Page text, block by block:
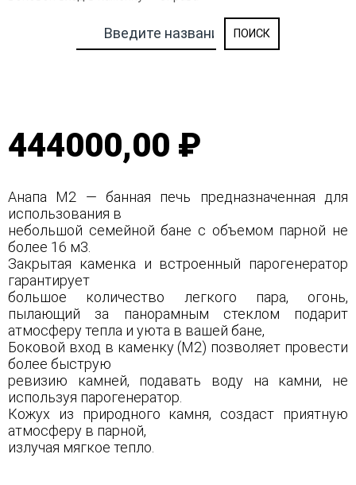
444000,00 ₽
Анапа М2 — банная печь предназначенная для
использования в
небольшой семейной бане с объемом парной не
более 16 м3.
Закрытая каменка и встроенный парогенератор
гарантирует
большое количество легкого пара, огонь,
пылающий за панорамным стеклом подарит
атмосферу тепла и уюта в вашей бане,
Боковой вход в каменку (М2) позволяет провести
более быструю
ревизию камней, подавать воду на камни, не
используя парогенератор.
Кожух из природного камня, создаст приятную
атмосферу в парной,
излучая мягкое тепло.